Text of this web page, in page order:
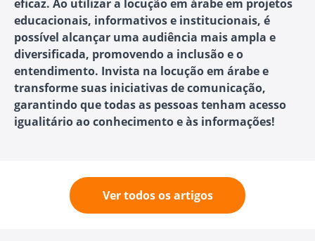
eficaz. Ao utilizar a locução em árabe em projetos
educacionais, informativos e institucionais, é
possível alcançar uma audiência mais ampla e
diversificada, promovendo a inclusão e o
entendimento. Invista na locução em árabe e
transforme suas iniciativas de comunicação,
garantindo que todas as pessoas tenham acesso
igualitário ao conhecimento e às informações!
Ver todos os artigos